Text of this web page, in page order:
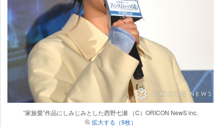
“家族愛”作品にしみじみとした西野七瀬 （C）ORICON NewS inc.
拡大する（9枚）